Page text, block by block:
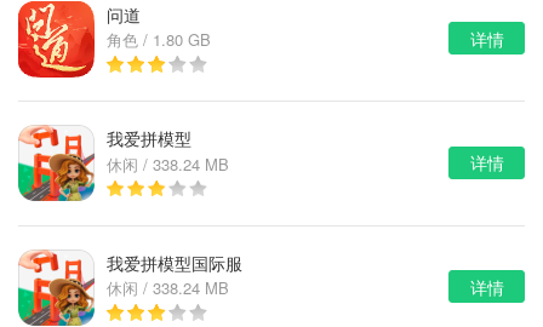
问道
角色 / 1.80 GB 详情
我爱拼模型
休闲 / 338.24 MB 详情
我爱拼模型国际服
休闲 / 338.24 MB 详情